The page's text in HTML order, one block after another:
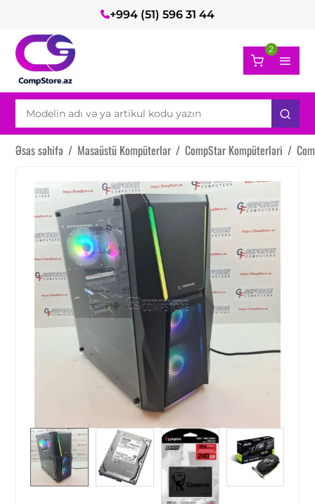
+994 (51) 596 31 44
2
Əsas səhifə / Masaüstü Kompüterlər / CompStar Kompüterləri /